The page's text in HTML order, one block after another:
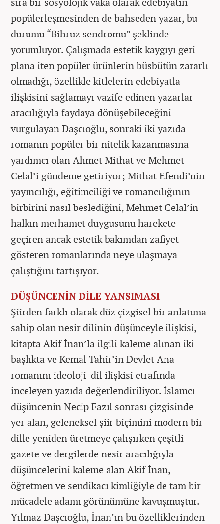
popülerleşmesinden de bahseden yazar, bu
durumu “Bihruz sendromu” şeklinde
yorumluyor. Çalışmada estetik kaygıyı geri
plana iten popüler ürünlerin büsbütün zararlı
olmadığı, özellikle kitlelerin edebiyatla
ilişkisini sağlamayı vazife edinen yazarlar
aracılığıyla faydaya dönüşebileceğini
vurgulayan Daşcıoğlu, sonraki iki yazıda
romanın popüler bir nitelik kazanmasına
yardımcı olan Ahmet Mithat ve Mehmet
Celal’i gündeme getiriyor; Mithat Efendi’nin
yayıncılığı, eğitimciliği ve romancılığının
birbirini nasıl beslediğini, Mehmet Celal’in
halkın merhamet duygusunu harekete
geçiren ancak estetik bakımdan zafiyet
gösteren romanlarında neye ulaşmaya
çalıştığını tartışıyor.
DÜŞÜNCENİN DİLE YANSIMASI
Şiirden farklı olarak düz çizgisel bir anlatıma
sahip olan nesir dilinin düşünceyle ilişkisi,
kitapta Akif İnan’la ilgili kaleme alınan iki
başlıkta ve Kemal Tahir’in Devlet Ana
romanını ideoloji-dil ilişkisi etrafında
inceleyen yazıda değerlendiriliyor. İslamcı
düşüncenin Necip Fazıl sonrası çizgisinde
yer alan, geleneksel şiir biçimini modern bir
dille yeniden üretmeye çalışırken çeşitli
gazete ve dergilerde nesir aracılığıyla
düşüncelerini kaleme alan Akif İnan,
öğretmen ve sendikacı kimliğiyle de tam bir
mücadele adamı görünümüne kavuşmuştur.
Yılmaz Daşcıoğlu, İnan’ın bu özelliklerinden